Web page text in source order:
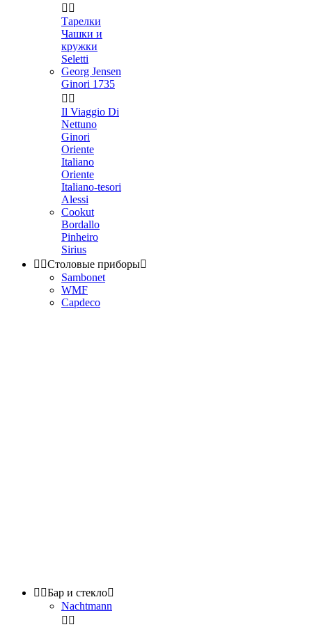
 
Тарелки
Чашки и
кружки
Seletti
Georg Jensen
Ginori 1735
 
Il Viaggio Di
Nettuno
Ginori
Oriente
Italiano
Oriente
Italiano-tesori
Alessi
Cookut
Bordallo
Pinheiro
Sirius
 Столовые приборы
Sambonet
WMF
Capdeco
 Бар и стекло
Nachtmann
 